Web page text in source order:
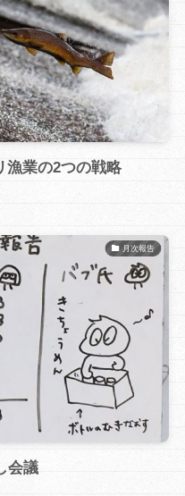
漁業の2つの戦略
月次報告
会議